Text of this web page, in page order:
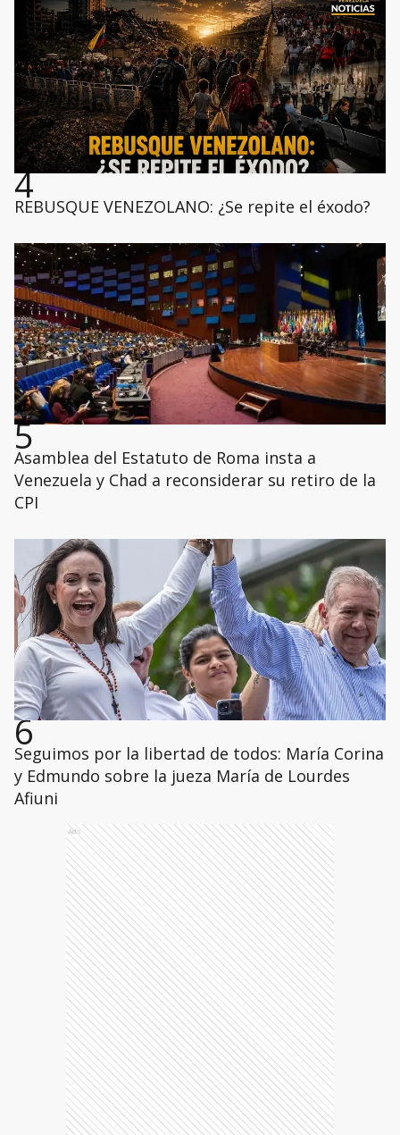
4
REBUSQUE VENEZOLANO: ¿Se repite el éxodo?
5
Asamblea del Estatuto de Roma insta a
Venezuela y Chad a reconsiderar su retiro de la
CPI
6
Seguimos por la libertad de todos: María Corina
y Edmundo sobre la jueza María de Lourdes
Afiuni
Ads